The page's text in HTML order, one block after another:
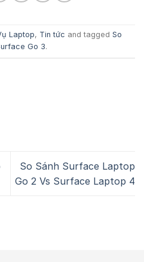
Laptop, Tin tức and tagged So
Go 3.
So Sánh Surface Laptop
Go 2 Vs Surface Laptop 4